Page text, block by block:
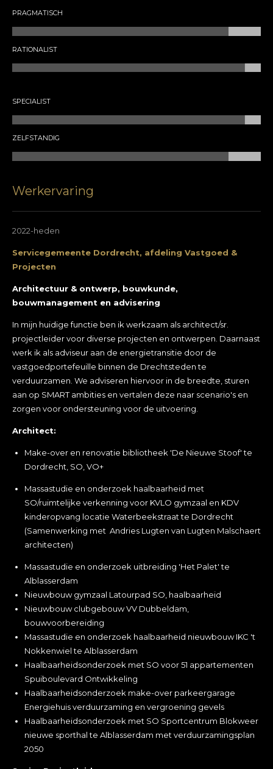
PRAGMATISCH
RATIONALIST
SPECIALIST
ZELFSTANDIG
Werkervaring
2022-heden
Servicegemeente Dordrecht, afdeling Vastgoed &
Projecten
Architectuur & ontwerp, bouwkunde,
bouwmanagement en advisering
In mijn huidige functie ben ik werkzaam als architect/sr.
projectleider voor diverse projecten en ontwerpen. Daarnaast
werk ik als adviseur aan de energietransitie door de
vastgoedportefeuille binnen de Drechtsteden te
verduurzamen. We adviseren hiervoor in de breedte, sturen
aan op SMART ambities en vertalen deze naar scenario's en
zorgen voor ondersteuning voor de uitvoering.
Architect:
Make-over en renovatie bibliotheek 'De Nieuwe Stoof' te
Dordrecht, SO, VO+
Massastudie en onderzoek haalbaarheid met
SO/ruimtelijke verkenning voor KVLO gymzaal en KDV
kinderopvang locatie Waterbeekstraat te Dordrecht
(Samenwerking met Andries Lugten van Lugten Malschaert
architecten)
Massastudie en onderzoek uitbreiding 'Het Palet' te
Alblasserdam
Nieuwbouw gymzaal Latourpad SO, haalbaarheid
Nieuwbouw clubgebouw VV Dubbeldam,
bouwvoorbereiding
Massastudie en onderzoek haalbaarheid nieuwbouw IKC 't
Nokkenwiel te Alblasserdam
Haalbaarheidsonderzoek met SO voor 51 appartementen
Spuiboulevard Ontwikkeling
Haalbaarheidsonderzoek make-over parkeergarage
Energiehuis verduurzaming en vergroening gevels
Haalbaarheidsonderzoek met SO Sportcentrum Blokweer
nieuwe sporthal te Alblasserdam met verduurzamingsplan
2050